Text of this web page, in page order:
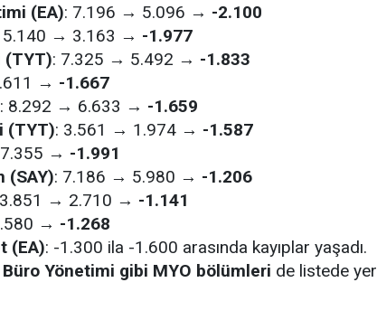
(EA): 7.196 → 5.096 → -2.100
5.140 → 3.163 → -1.977
(TYT): 7.325 → 5.492 → -1.833
→ -1.667
: 8.292 → 6.633 → -1.659
(TYT): 3.561 → 1.974 → -1.587
→ -1.991
(SAY): 7.186 → 5.980 → -1.206
→ 2.710 → -1.141
→ -1.268
(EA): -1.300 ila -1.600 arasında kayıplar yaşadı.
Yönetimi gibi MYO bölümleri de listede yer